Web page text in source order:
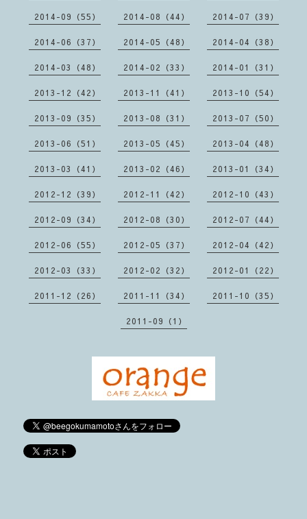
2014-09（55） 2014-08（44） 2014-07（39）
2014-06（37） 2014-05（48） 2014-04（38）
2014-03（48） 2014-02（33） 2014-01（31）
2013-12（42） 2013-11（41） 2013-10（54）
2013-09（35） 2013-08（31） 2013-07（50）
2013-06（51） 2013-05（45） 2013-04（48）
2013-03（41） 2013-02（46） 2013-01（34）
2012-12（39） 2012-11（42） 2012-10（43）
2012-09（34） 2012-08（30） 2012-07（44）
2012-06（55） 2012-05（37） 2012-04（42）
2012-03（33） 2012-02（32） 2012-01（22）
2011-12（26） 2011-11（34） 2011-10（35）
2011-09（1）